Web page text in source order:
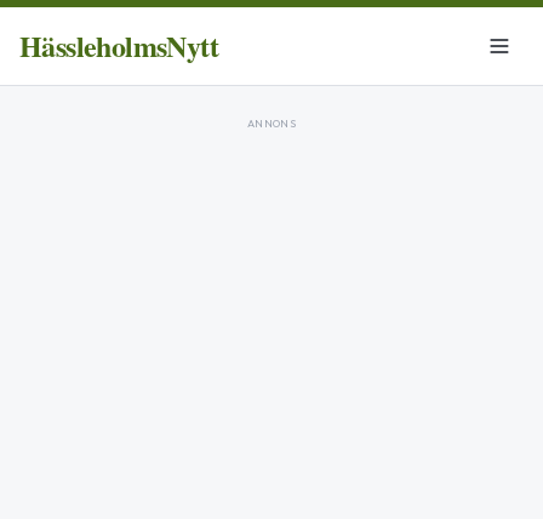
HässleholmsNytt
ANNONS